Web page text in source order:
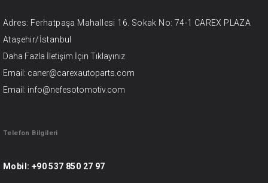
Adres: Ferhatpaşa Mahallesi 16. Sokak No: 74-1 CAREX PLAZA
Ataşehir/İstanbul
Daha Fazla İletişim İçin Tıklayınız
Email: caner@carexautoparts.com
Email: info@nefesotomotiv.com
Telefon Bilgileri
Mobil: +90 537 850 27 97